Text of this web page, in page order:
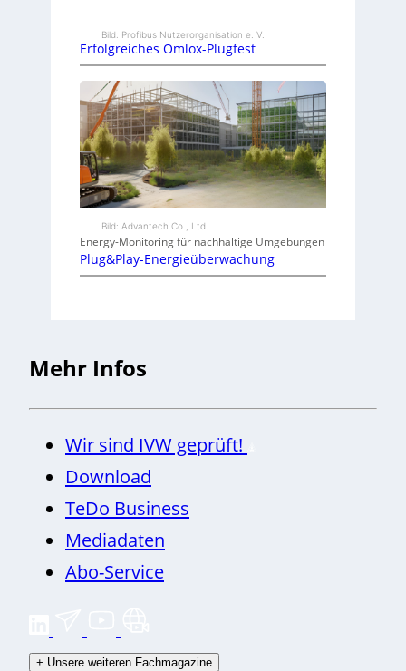
Bild: Profibus Nutzerorganisation e. V.
Erfolgreiches Omlox-Plugfest
Bild: Advantech Co., Ltd.
Energy-Monitoring für nachhaltige Umgebungen
Plug&Play-Energieüberwachung
Mehr Infos
Wir sind IVW geprüft!
Download
TeDo Business
Mediadaten
Abo-Service
+ Unsere weiteren Fachmagazine